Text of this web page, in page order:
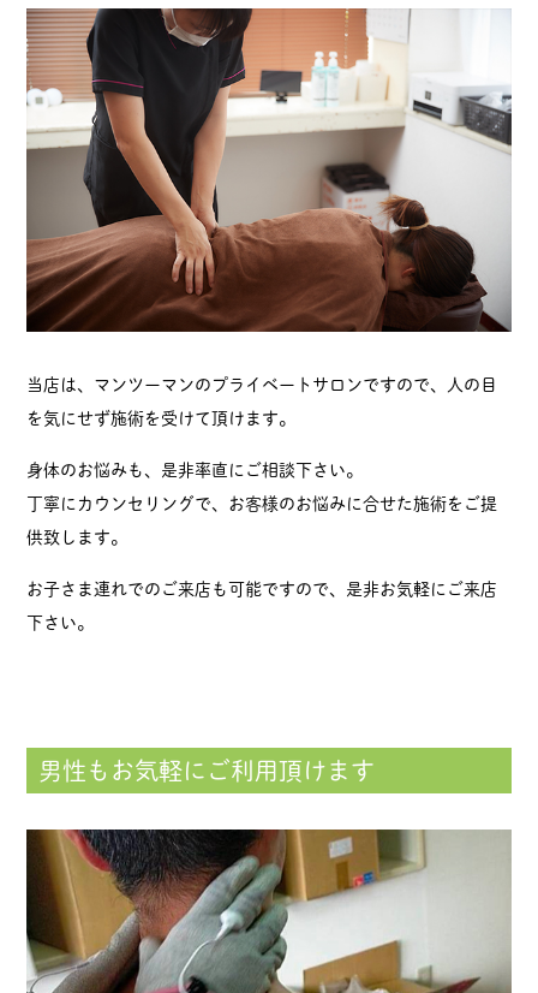
当店は、マンツーマンのプライベートサロンですので、人の目
を気にせず施術を受けて頂けます。
身体のお悩みも、是非率直にご相談下さい。
丁寧にカウンセリングで、お客様のお悩みに合せた施術をご提
供致します。
お子さま連れでのご来店も可能ですので、是非お気軽にご来店
下さい。
男性もお気軽にご利用頂けます